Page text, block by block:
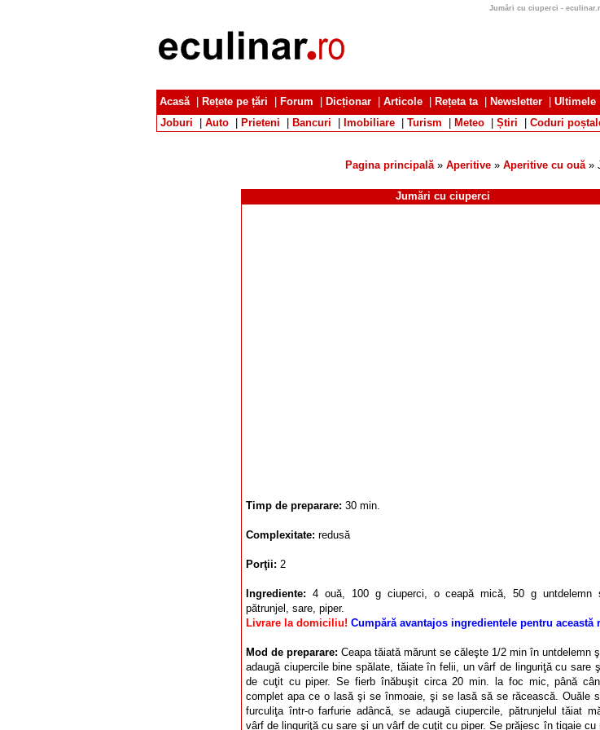
Jumări cu ciuperci -
Acasă| Rețete pe țări Forum Dicționar Articole Rețeta ta| Newsletter Ultimele
Joburi
Auto Prieteni Bancuri Imobiliare Turism Meteo Știri Coduri
Pagina principală» Aperitive » Aperitive cu ouă»
Jumări cu ciuperci
Timp de preparare: 30 min.
Complexitate: redusă
Porţii: 2
Ingrediente: 4 ouă, 100 g ciuperci, o ceapă mică, 50 g untdelemn
pătrunjel, sare, piper.
Livrare la domiciliu! Cumpără avantajos ingredientele pentru această
Mod de preparare: Ceapa tăiată mărunt se căleşte 1/2 min în untdelemn
adaugă ciupercile bine spălate, tăiate în felii, un vârf de linguriţă cu sare
de cuţit cu piper. Se fierb înăbuşit circa 20 min. la foc mic, până
complet apa ce o lasă şi se înmoaie, şi se lasă să se răcească. Ouăle
furculiţa într-o farfurie adâncă, se adaugă ciupercile, pătrunjelul tăiat
vârf de linguriţă cu sare şi un vârf de cuţit cu piper. Se prăjesc în tigaie cu